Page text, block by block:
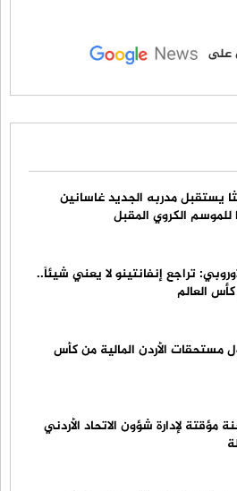
على
يستقبل مدربه الجديد غاسانين
للموسم الكروي المقبل
تراجع إنفانتينو لا يعني شيئاً..
العالم
مستحقات الأردن المالية من كأس
مؤقتة لإدارة شؤون الاتحاد الأردني